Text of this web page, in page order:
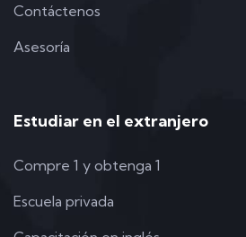
Contáctenos
Asesoría
Estudiar en el extranjero
Compre 1 y obtenga 1
Escuela privada